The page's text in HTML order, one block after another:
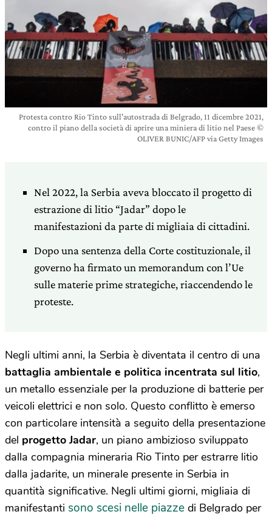
Protesta contro Rio Tinto sull'autostrada di Belgrado, 11 dicembre 2021,
contro il piano della società di aprire una miniera di litio nel Paese ©
OLIVER BUNIC/AFP via Getty Images
Nel 2022, la Serbia aveva bloccato il progetto di
estrazione di litio “Jadar” dopo le
manifestazioni da parte di migliaia di cittadini.
Dopo una sentenza della Corte costituzionale, il
governo ha firmato un memorandum con l’Ue
sulle materie prime strategiche, riaccendendo le
proteste.
Negli ultimi anni, la Serbia è diventata il centro di una
battaglia ambientale e politica incentrata sul litio,
un metallo essenziale per la produzione di batterie per
veicoli elettrici e non solo. Questo conflitto è emerso
con particolare intensità a seguito della presentazione
del progetto Jadar, un piano ambizioso sviluppato
dalla compagnia mineraria Rio Tinto per estrarre litio
dalla jadarite, un minerale presente in Serbia in
quantità significative. Negli ultimi giorni, migliaia di
manifestanti sono scesi nelle piazze di Belgrado per